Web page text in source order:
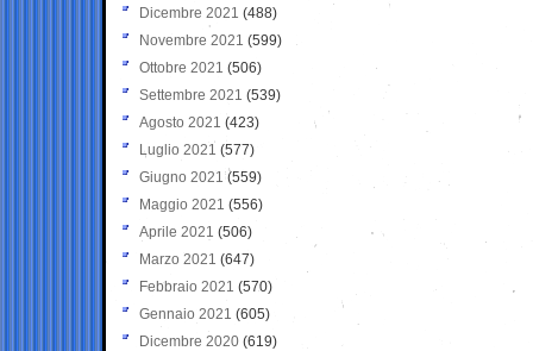
Dicembre 2021 (488)
Novembre 2021 (599)
Ottobre 2021 (506)
Settembre 2021 (539)
Agosto 2021 (423)
Luglio 2021 (577)
Giugno 2021(559)
Maggio 2021 (556)
Aprile 2021 (506)
Marzo 2021 (647)
Febbraio 2021 (570)
Gennaio 2021 (605)
Dicembre 2020 (619)